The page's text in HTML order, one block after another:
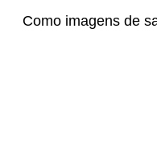
Como imagens de